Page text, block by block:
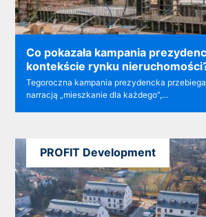
Co pokazała kampania
kontekście rynku
Tegoroczna kampania prezydencka
narracją „mieszkanie dla każdego”,...
PROFIT Development